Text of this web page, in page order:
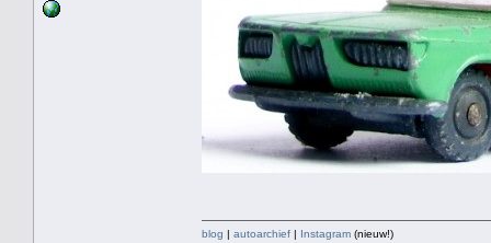
blog | autoarchief | Instagram (nieuw!)